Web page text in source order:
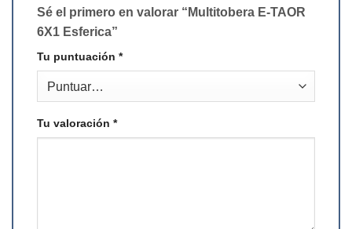
Sé el primero en valorar “Multitobera E-TAOR
6X1 Esferica”
Tu puntuación *
Tu valoración *